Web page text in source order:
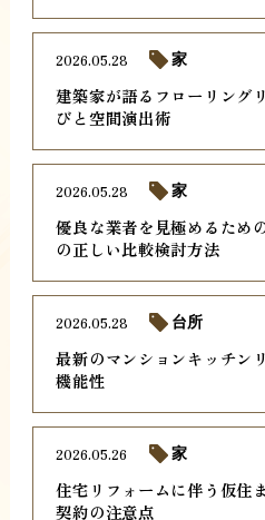
建築家が語るフローリング
びと空間演出術
2026.05.28 家
優良な業者を見極めるため
の正しい比較検討方法
2026.05.28 家
最新のマンションキッチン
機能性
2026.05.28 台所
住宅リフォームに伴う仮住
契約の注意点
2026.05.26 家